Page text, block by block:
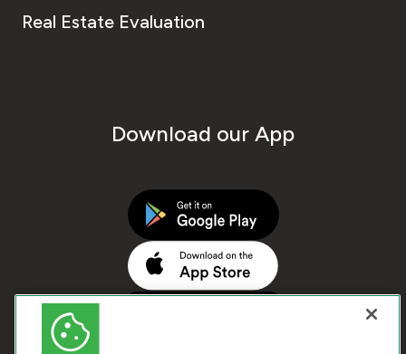
Real Estate Evaluation
Download our App